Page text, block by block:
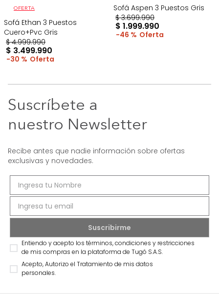
OFERTA
Sofá Ethan 3 Puestos
Cuero+Pvc Gris
$ 4.999.990
$ 3.499.990
30 %
Sofá Aspen 3 Puestos Gris
$ 3.699.990
$ 1.999.990
46 %
Suscríbete a
nuestro Newsletter
Recibe antes que nadie información sobre ofertas
exclusivas y novedades.
Entiendo y acepto los términos, condiciones y restricciones
de mis compras en la plataforma de Tugó S.A.S.
Acepto, Autorizo el Tratamiento de mis datos
personales.